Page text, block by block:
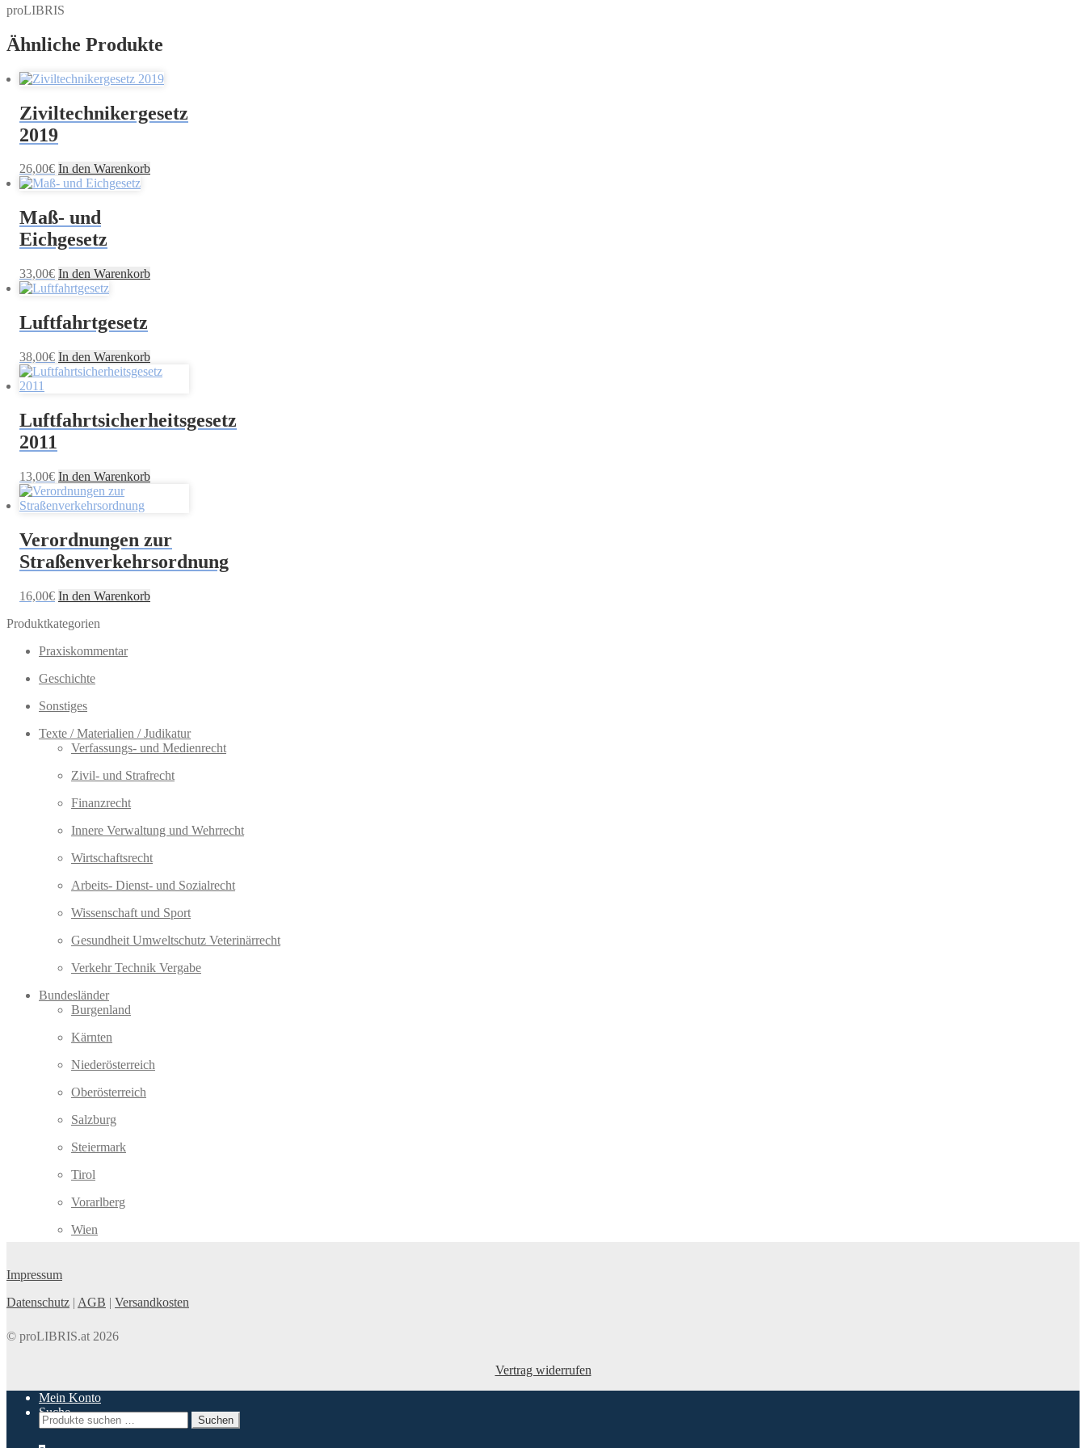
proLIBRIS
Ähnliche Produkte
Ziviltechnikergesetz
2019
26,00€ In den Warenkorb
Maß- und
Eichgesetz
33,00€ In den Warenkorb
Luftfahrtgesetz
38,00€ In den Warenkorb
Luftfahrtsicherheitsgesetz
2011
13,00€ In den Warenkorb
Verordnungen zur
Straßenverkehrsordnung
16,00€ In den Warenkorb
Produktkategorien
Praxiskommentar
Geschichte
Sonstiges
Texte / Materialien / Judikatur
Verfassungs- und Medienrecht
Zivil- und Strafrecht
Finanzrecht
Innere Verwaltung und Wehrrecht
Wirtschaftsrecht
Arbeits- Dienst- und Sozialrecht
Wissenschaft und Sport
Gesundheit Umweltschutz Veterinärrecht
Verkehr Technik Vergabe
Bundesländer
Burgenland
Kärnten
Niederösterreich
Oberösterreich
Salzburg
Steiermark
Tirol
Vorarlberg
Wien
Impressum
Datenschutz | AGB | Versandkosten
© proLIBRIS.at 2026
Vertrag widerrufen
Mein Konto
Suche
Suchen
Suchen